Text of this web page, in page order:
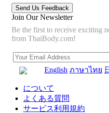
Join Our Newsletter
Be the first to receive exciting
from ThaiBody.com!
English ภาษาไทย
について
よくある質問
サービス利用規約